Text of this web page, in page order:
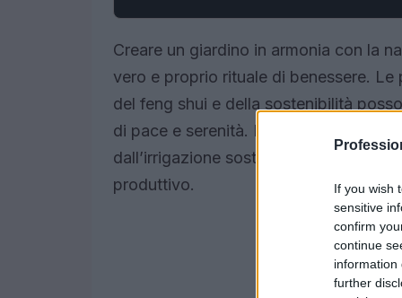
If you wish
sensitive
confirm
continue
information
further
Creare un giardino in armonia con la
vero e proprio rituale di benessere.
del feng shui e della sostenibilità
di pace e serenità. In questo articolo
dall’irrigazione sostenibile alla
produttivo.